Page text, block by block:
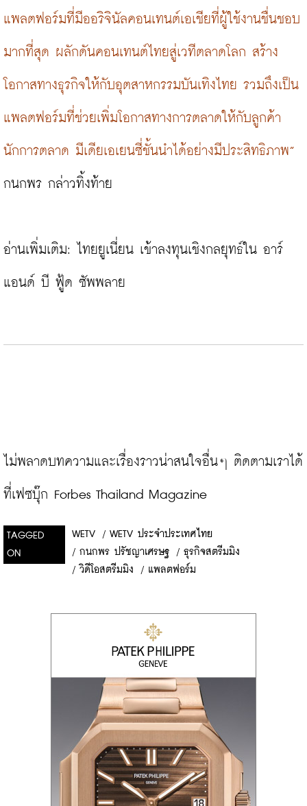
แพลตฟอร์มที่มีออริจินัลคอนเทนต์เอเชียที่ผู้ใช้งานชื่นชอบ
มากที่สุด ผลักดันคอนเทนต์ไทยสู่เวทีตลาดโลก สร้าง
โอกาสทางธุรกิจให้กับอุตสาหกรรมบันเทิงไทย รวมถึงเป็น
แพลตฟอร์มที่ช่วยเพิ่มโอกาสทางการตลาดให้กับลูกค้า
นักการตลาด มีเดียเอเยนซี่ชั้นนำได้อย่างมีประสิทธิภาพ”
กนกพร กล่าวทิ้งท้าย
อ่านเพิ่มเติม: ไทยยูเนี่ยน เข้าลงทุนเชิงกลยุทธ์ใน อาร์
แอนด์ บี ฟู้ด ซัพพลาย
ไม่พลาดบทความและเรื่องราวน่าสนใจอื่นๆ ติดตามเราได้
ที่เฟซบุ๊ก Forbes Thailand Magazine
TAGGED
ON
WETV / WETV ประจำประเทศไทย
/ กนกพร ปรัชญาเศรษฐ / ธุรกิจสตรีมมิง
/ วิดีโอสตรีมมิง / แพลตฟอร์ม